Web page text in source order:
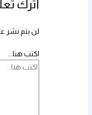
اترك
لن يتم نشر
اكتب هنا...